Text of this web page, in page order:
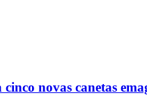
novas canetas